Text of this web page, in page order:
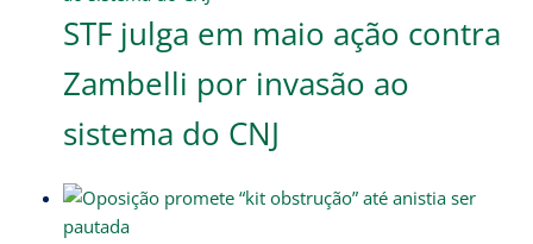
STF julga em maio ação contra
Zambelli por invasão ao
sistema do CNJ